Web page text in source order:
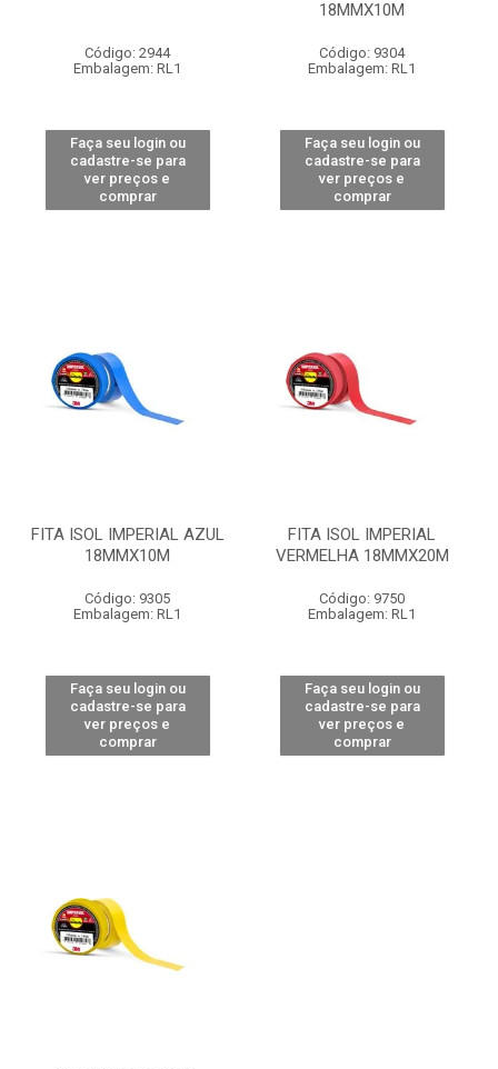
Código: 2944
Embalagem: RL1
Faça seu login ou
cadastre-se para
ver preços e
comprar
18MMX10M
Código: 9304
Embalagem: RL1
Faça seu login ou
cadastre-se para
ver preços e
comprar
FITA ISOL IMPERIAL AZUL
18MMX10M
Código: 9305
Embalagem: RL1
Faça seu login ou
cadastre-se para
ver preços e
comprar
FITA ISOL IMPERIAL
VERMELHA 18MMX20M
Código: 9750
Embalagem: RL1
Faça seu login ou
cadastre-se para
ver preços e
comprar